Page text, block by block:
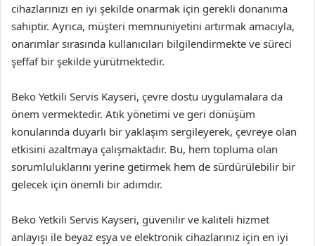
cihazlarınızı en iyi şekilde onarmak için gerekli donanıma
sahiptir. Ayrıca, müşteri memnuniyetini artırmak amacıyla,
onarımlar sırasında kullanıcıları bilgilendirmekte ve süreci
şeffaf bir şekilde yürütmektedir.
Beko Yetkili Servis Kayseri, çevre dostu uygulamalara da
önem vermektedir. Atık yönetimi ve geri dönüşüm
konularında duyarlı bir yaklaşım sergileyerek, çevreye olan
etkisini azaltmaya çalışmaktadır. Bu, hem topluma olan
sorumluluklarını yerine getirmek hem de sürdürülebilir bir
gelecek için önemli bir adımdır.
Beko Yetkili Servis Kayseri, güvenilir ve kaliteli hizmet
anlayışı ile beyaz eşya ve elektronik cihazlarınız için en iyi